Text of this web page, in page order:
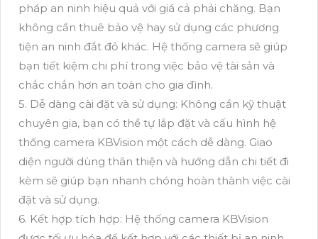
pháp an ninh hiệu quả với giá cả phải chăng. Bạn
không cần thuê bảo vệ hay sử dụng các phương
tiện an ninh đắt đỏ khác. Hệ thống camera sẽ giúp
bạn tiết kiệm chi phí trong việc bảo vệ tài sản và
chắc chắn hơn an toàn cho gia đình.
5. Dễ dàng cài đặt và sử dụng: Không cần kỹ thuật
chuyên gia, bạn có thể tự lắp đặt và cấu hình hệ
thống camera KBVision một cách dễ dàng. Giao
diện người dùng thân thiện và hướng dẫn chi tiết đi
kèm sẽ giúp bạn nhanh chóng hoàn thành việc cài
đặt và sử dụng.
6. Kết hợp tích hợp: Hệ thống camera KBVision